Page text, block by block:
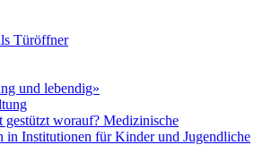
Türöffner
und lebendig»
gestützt worauf? Medizinische
in Institutionen für Kinder und Jugendliche